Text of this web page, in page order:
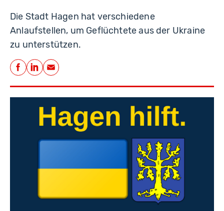
Die Stadt Hagen hat verschiedene
Anlaufstellen, um Geflüchtete aus der Ukraine
zu unterstützen.
Teilen
Facebook
LinkedIn
E-Mail